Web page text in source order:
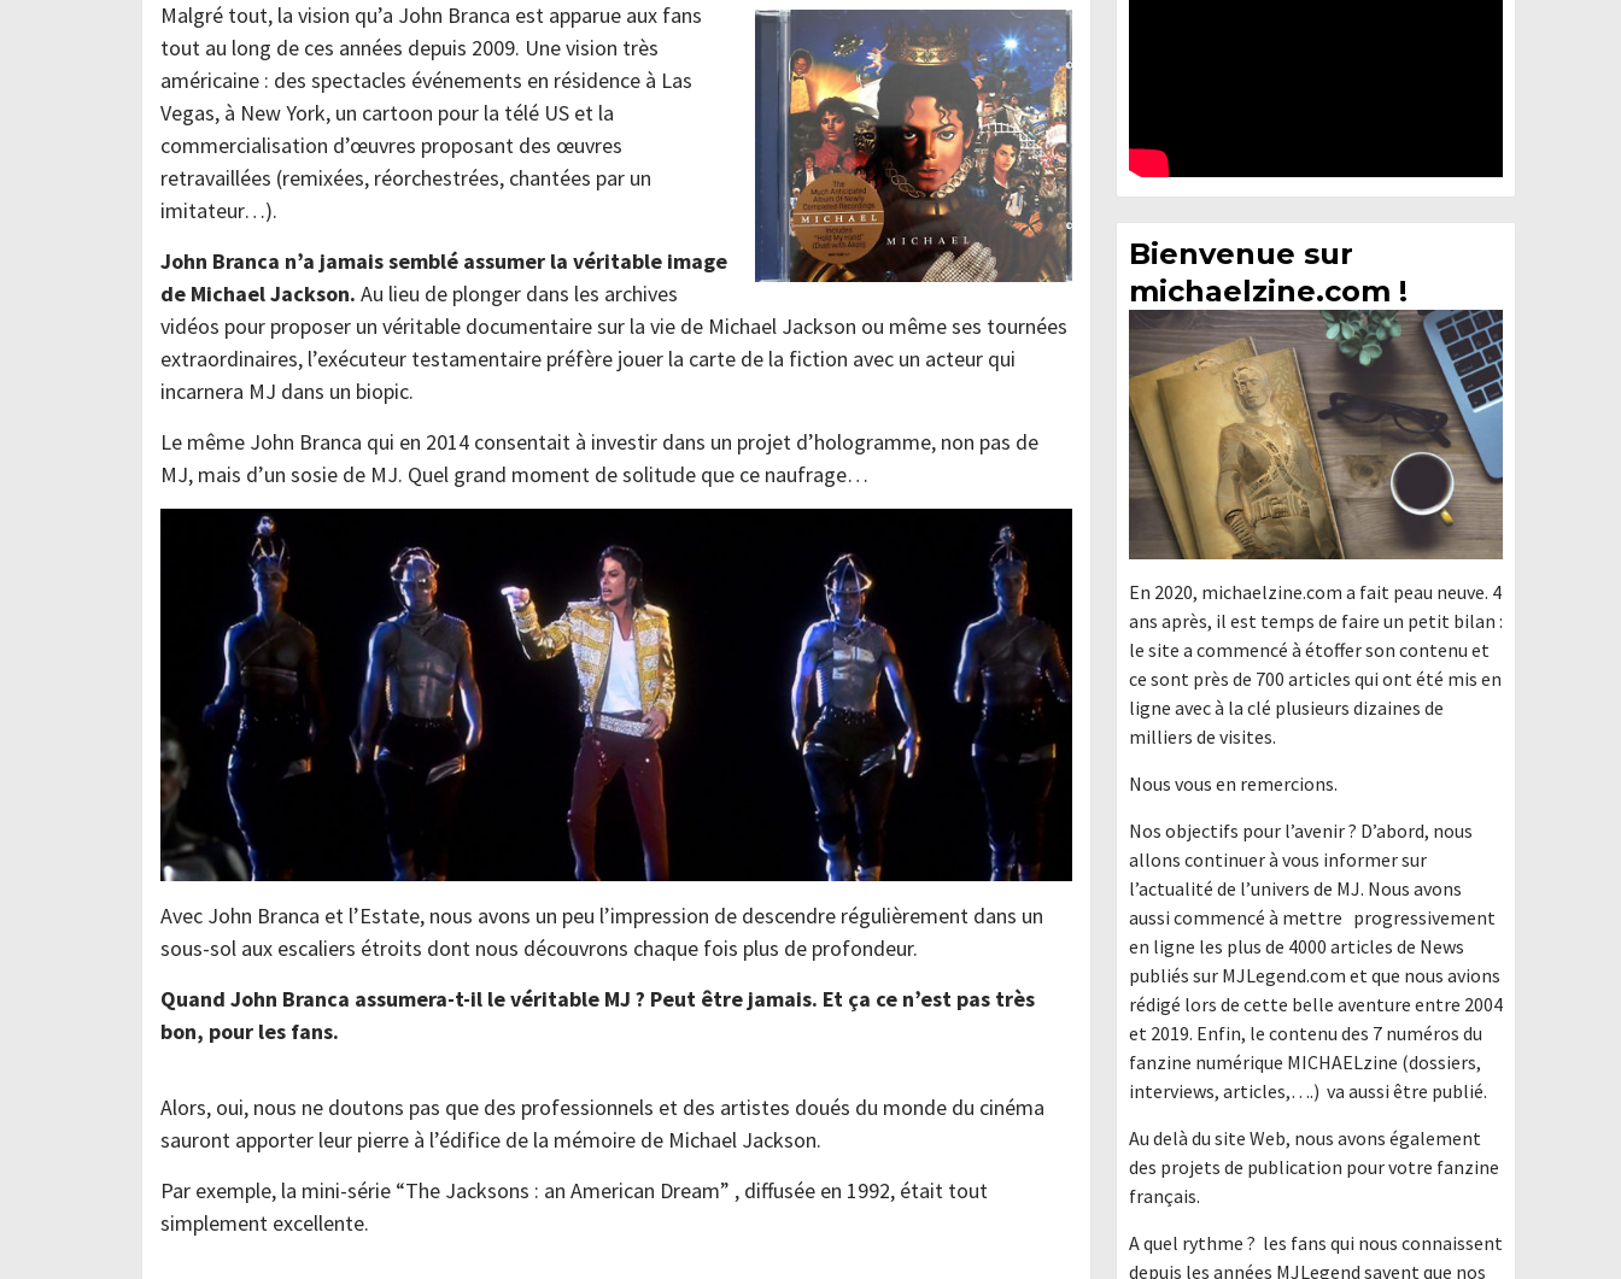
Malgré tout, la vision qu’a John Branca est apparue aux fans
tout au long de ces années depuis 2009. Une vision très
américaine : des spectacles événements en résidence à Las
Vegas, à New York, un cartoon pour la télé US et la
commercialisation d’œuvres proposant des œuvres
retravaillées (remixées, réorchestrées, chantées par un
imitateur…).
John Branca n’a jamais semblé assumer la véritable image
de Michael Jackson. Au lieu de plonger dans les archives
vidéos pour proposer un véritable documentaire sur la vie de Michael Jackson ou même ses tournées
extraordinaires, l’exécuteur testamentaire préfère jouer la carte de la fiction avec un acteur qui
incarnera MJ dans un biopic.
Le même John Branca qui en 2014 consentait à investir dans un projet d’hologramme, non pas de
MJ, mais d’un sosie de MJ. Quel grand moment de solitude que ce naufrage…
Avec John Branca et l’Estate, nous avons un peu l’impression de descendre régulièrement dans un
sous-sol aux escaliers étroits dont nous découvrons chaque fois plus de profondeur.
Quand John Branca assumera-t-il le véritable MJ ? Peut être jamais. Et ça ce n’est pas très
bon, pour les fans.
Alors, oui, nous ne doutons pas que des professionnels et des artistes doués du monde du cinéma
sauront apporter leur pierre à l’édifice de la mémoire de Michael Jackson.
Par exemple, la mini-série “The Jacksons : an American Dream” , diffusée en 1992, était tout
simplement excellente.
Bienvenue sur
michaelzine.com !
En 2020, michaelzine.com a fait peau neuve. 4
ans après, il est temps de faire un petit bilan :
le site a commencé à étoffer son contenu et
ce sont près de 700 articles qui ont été mis en
ligne avec à la clé plusieurs dizaines de
milliers de visites.
Nous vous en remercions.
Nos objectifs pour l’avenir ? D’abord, nous
allons continuer à vous informer sur
l’actualité de l’univers de MJ. Nous avons
aussi commencé à mettre progressivement
en ligne les plus de 4000 articles de News
publiés sur MJLegend.com et que nous avions
rédigé lors de cette belle aventure entre 2004
et 2019. Enfin, le contenu des 7 numéros du
fanzine numérique MICHAELzine (dossiers,
interviews, articles,….) va aussi être publié.
Au delà du site Web, nous avons également
des projets de publication pour votre fanzine
français.
A quel rythme ? les fans qui nous connaissent
depuis les années MJLegend savent que nos